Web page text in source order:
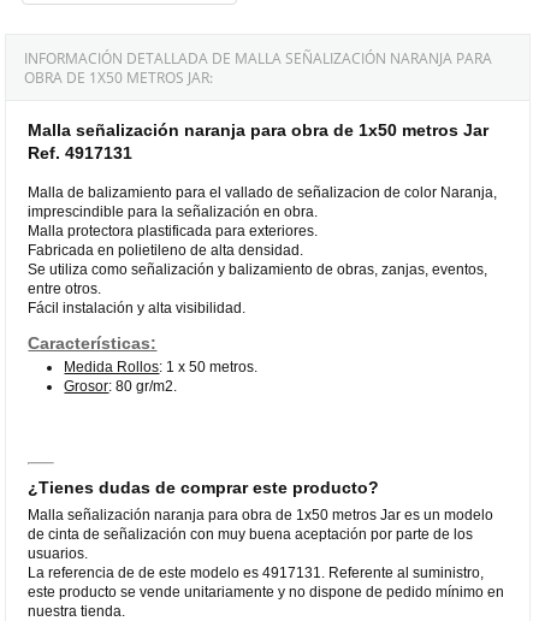
INFORMACIÓN DETALLADA DE MALLA SEÑALIZACIÓN NARANJA PARA
OBRA DE 1X50 METROS JAR:
Malla señalización naranja para obra de 1x50 metros Jar
Ref. 4917131
Malla de balizamiento para el vallado de señalizacion de color Naranja,
imprescindible para la señalización en obra.
Malla protectora plastificada para exteriores.
Fabricada en polietileno de alta densidad.
Se utiliza como señalización y balizamiento de obras, zanjas, eventos,
entre otros.
Fácil instalación y alta visibilidad.
Características:
Medida Rollos: 1 x 50 metros.
Grosor: 80 gr/m2.
¿Tienes dudas de comprar este producto?
Malla señalización naranja para obra de 1x50 metros Jar es un modelo
de cinta de señalización con muy buena aceptación por parte de los
usuarios.
La referencia de de este modelo es 4917131. Referente al suministro,
este producto se vende unitariamente y no dispone de pedido mínimo en
nuestra tienda.